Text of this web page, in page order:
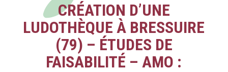
CRÉATION D’UNE
LUDOTHÈQUE À BRESSUIRE
(79) – ÉTUDES DE
FAISABILITÉ – AMO :